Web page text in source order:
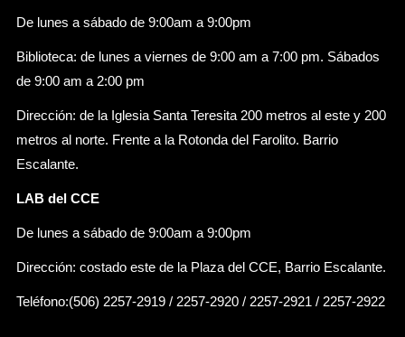
De lunes a sábado de 9:00am a 9:00pm
Biblioteca: de lunes a viernes de 9:00 am a 7:00 pm. Sábados
de 9:00 am a 2:00 pm
Dirección: de la Iglesia Santa Teresita 200 metros al este y 200
metros al norte. Frente a la Rotonda del Farolito. Barrio
Escalante.
LAB del CCE
De lunes a sábado de 9:00am a 9:00pm
Dirección: costado este de la Plaza del CCE, Barrio Escalante.
Teléfono:(506) 2257-2919 / 2257-2920 / 2257-2921 / 2257-2922